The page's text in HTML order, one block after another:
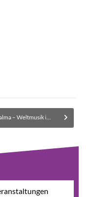
im Sextett / Galicien Folk – Nr. 14 – ausverkauft, Warteliste für Kartenrückgaben / evtl. Wiederholung